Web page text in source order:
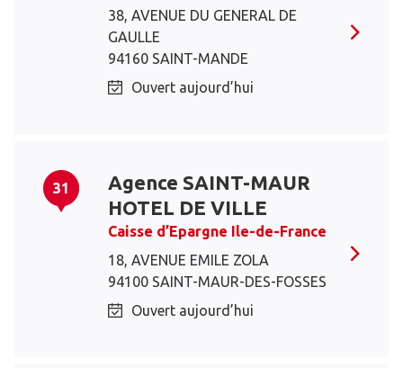
38, AVENUE DU GENERAL DE
GAULLE
94160 SAINT-MANDE
Ouvert aujourd’hui
31
Agence SAINT-MAUR
HOTEL DE VILLE
Caisse d’Epargne Ile-de-France
18, AVENUE EMILE ZOLA
94100 SAINT-MAUR-DES-FOSSES
Ouvert aujourd’hui